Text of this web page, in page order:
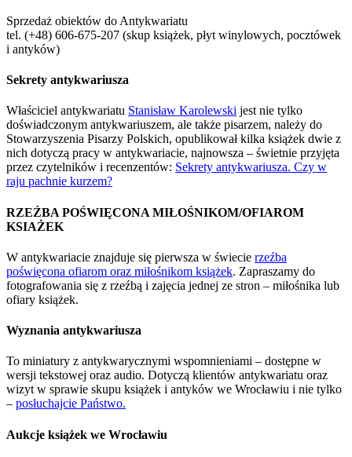
Sprzedaż obiektów do Antykwariatu
tel. (+48) 606-675-207 (skup książek, płyt winylowych, pocztówek
i antyków)
Sekrety antykwariusza
Właściciel antykwariatu Stanisław Karolewski jest nie tylko
doświadczonym antykwariuszem, ale także pisarzem, należy do
Stowarzyszenia Pisarzy Polskich, opublikował kilka książek dwie z
nich dotyczą pracy w antykwariacie, najnowsza – świetnie przyjęta
przez czytelników i recenzentów: Sekrety antykwariusza. Czy w
raju pachnie kurzem?
RZEŹBA POŚWIĘCONA MIŁOŚNIKOM/OFIAROM
KSIAŻEK
W antykwariacie znajduje się pierwsza w świecie rzeźba
poświęcona ofiarom oraz miłośnikom książek. Zapraszamy do
fotografowania się z rzeźbą i zajęcia jednej ze stron – miłośnika lub
ofiary książek.
Wyznania antykwariusza
To miniatury z antykwarycznymi wspomnieniami – dostępne w
wersji tekstowej oraz audio. Dotyczą klientów antykwariatu oraz
wizyt w sprawie skupu książek i antyków we Wrocławiu i nie tylko
– posłuchajcie Państwo.
Aukcje książek we Wrocławiu